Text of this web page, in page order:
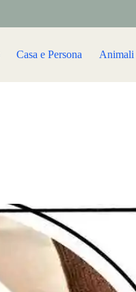
Casa e Persona Animali